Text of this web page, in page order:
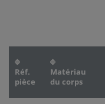
Réf.
pièce
Matériau
du corps